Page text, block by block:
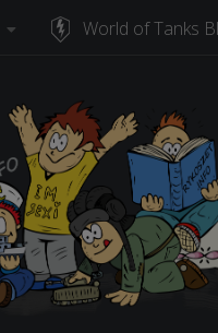
World of Tanks